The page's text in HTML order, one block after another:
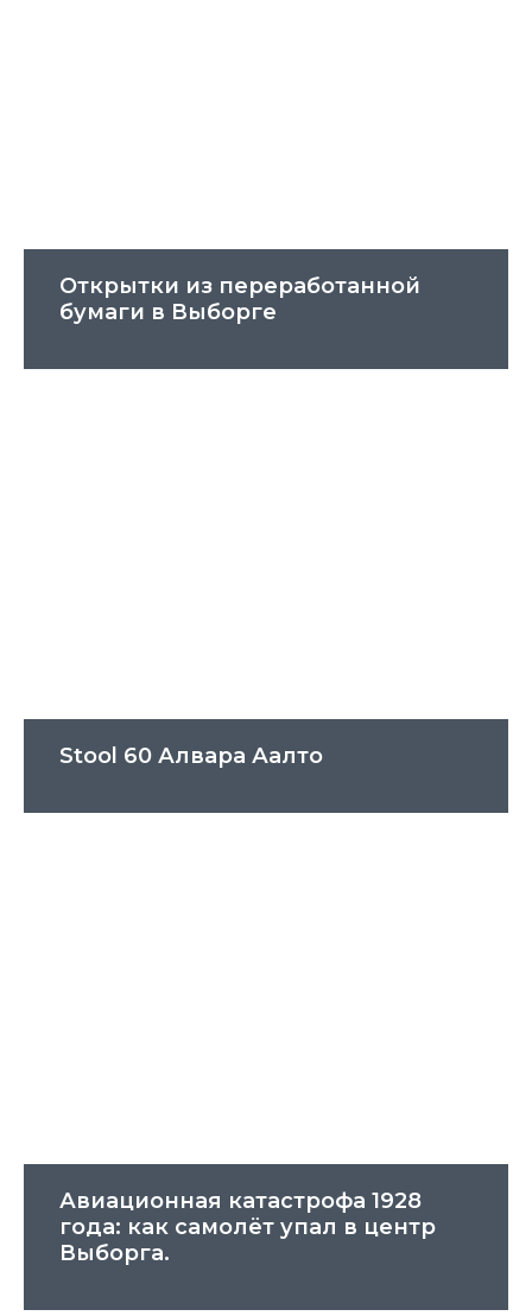
Открытки из переработанной
бумаги в Выборге
Stool 60 Алвара Аалто
Авиационная катастрофа 1928
года: как самолёт упал в центр
Выборга.